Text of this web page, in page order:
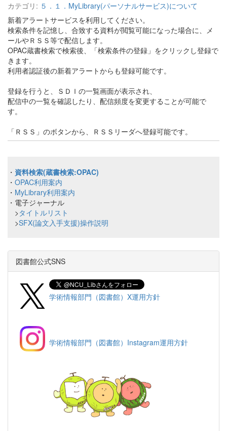
カテゴリ: ５．１．MyLibrary(パーソナルサービス)について
新着アラートサービスを利用してください。
検索条件を記憶し、合致する資料が閲覧可能になった場合に、メ
ールやＲＳＳ等で配信します。
OPAC蔵書検索で検索後、「検索条件の登録」をクリックし登録で
きます。
利用者認証後の新着アラートからも登録可能です。
登録を行うと、ＳＤＩの一覧画面が表示され、
配信中の一覧を確認したり、配信頻度を変更することが可能で
す。
「ＲＳＳ」のボタンから、ＲＳＳリーダへ登録可能です。
・ 資料検索(蔵書検索:OPAC)
・ OPAC利用案内
・ MyLibrary利用案内
・電子ジャーナル
>タイトルリスト
>SFX(論文入手支援)操作説明
図書館公式SNS
学術情報部門（図書館）X運用方針
学術情報部門（図書館）Instagram運用方針